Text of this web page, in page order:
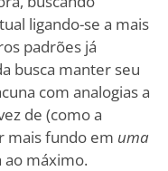
ligando-se a mais
padrões já
busca manter seu
com analogias a
de (como a
mais fundo em uma
ao máximo.